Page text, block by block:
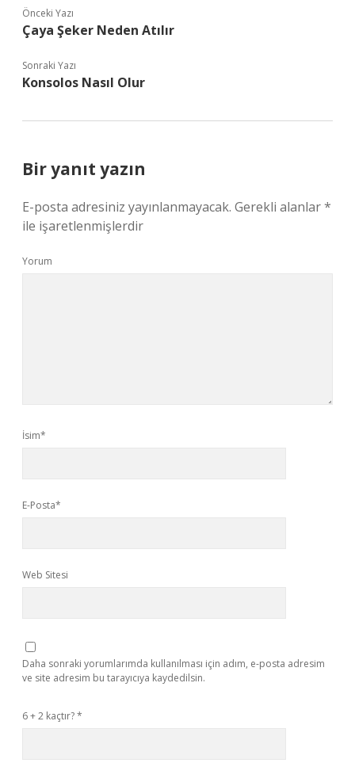
Önceki Yazı
Çaya Şeker Neden Atılır
Sonraki Yazı
Konsolos Nasıl Olur
Bir yanıt yazın
E-posta adresiniz yayınlanmayacak. Gerekli alanlar*
ile işaretlenmişlerdir
Yorum
İsim*
E-Posta*
Web Sitesi
Daha sonraki yorumlarımda kullanılması için adım, e-posta adresim
ve site adresim bu tarayıcıya kaydedilsin.
6 + 2 kaçtır?*